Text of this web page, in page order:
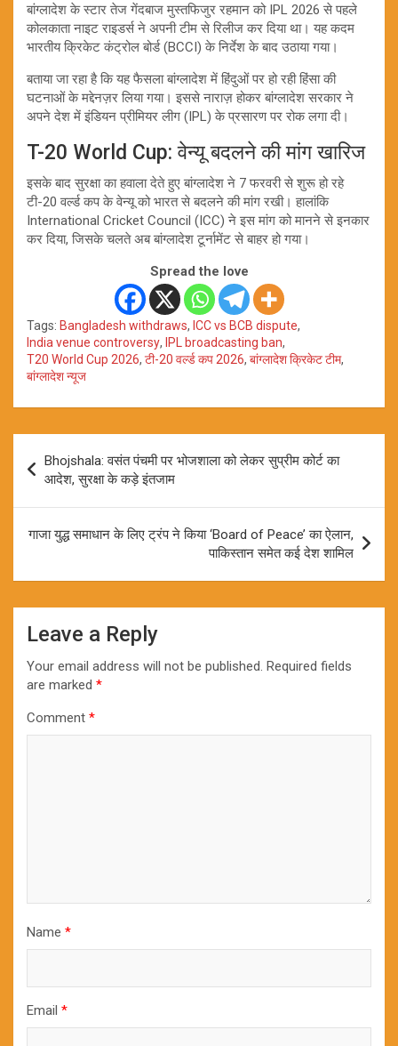
बांग्लादेश के स्टार तेज गेंदबाज मुस्तफिजुर रहमान को IPL 2026 से पहले
कोलकाता नाइट राइडर्स ने अपनी टीम से रिलीज कर दिया था। यह कदम
भारतीय क्रिकेट कंट्रोल बोर्ड (BCCI) के निर्देश के बाद उठाया गया।
बताया जा रहा है कि यह फैसला बांग्लादेश में हिंदुओं पर हो रही हिंसा की
घटनाओं के मद्देनज़र लिया गया। इससे नाराज़ होकर बांग्लादेश सरकार ने
अपने देश में इंडियन प्रीमियर लीग (IPL) के प्रसारण पर रोक लगा दी।
T-20 World Cup: वेन्यू बदलने की मांग खारिज
इसके बाद सुरक्षा का हवाला देते हुए बांग्लादेश ने 7 फरवरी से शुरू हो रहे
टी-20 वर्ल्ड कप के वेन्यू को भारत से बदलने की मांग रखी। हालांकि
International Cricket Council (ICC) ने इस मांग को मानने से इनकार
कर दिया, जिसके चलते अब बांग्लादेश टूर्नामेंट से बाहर हो गया।
Spread the love
Tags: Bangladesh withdraws, ICC vs BCB dispute,
India venue controversy, IPL broadcasting ban,
T20 World Cup 2026, टी-20 वर्ल्ड कप 2026, बांग्लादेश क्रिकेट टीम,
बांग्लादेश न्यूज
navigation
Bhojshala: वसंत पंचमी पर भोजशाला को लेकर सुप्रीम कोर्ट का
आदेश, सुरक्षा के कड़े इंतजाम
गाजा युद्ध समाधान के लिए ट्रंप ने किया ‘Board of Peace’ का ऐलान,
पाकिस्तान समेत कई देश शामिल
Leave a Reply
Your email address will not be published. Required fields
are marked *
Comment *
Name *
Email *